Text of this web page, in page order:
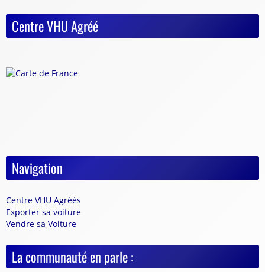
Centre VHU Agréé
Navigation
Centre VHU Agréés
Exporter sa voiture
Vendre sa Voiture
La communauté en parle :